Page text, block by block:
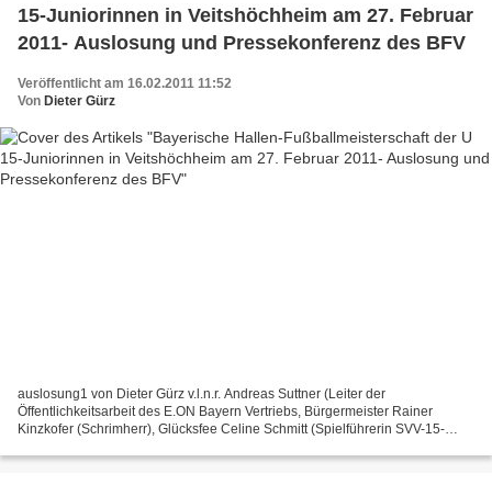
15-Juniorinnen in Veitshöchheim am 27. Februar
2011- Auslosung und Pressekonferenz des BFV
Veröffentlicht am 16.02.2011 11:52
Von Dieter Gürz
auslosung1 von Dieter Gürz v.l.n.r. Andreas Suttner (Leiter der
Öffentlichkeitsarbeit des E.ON Bayern Vertriebs, Bürgermeister Rainer
Kinzkofer (Schrimherr), Glücksfee Celine Schmitt (Spielführerin SVV-15-